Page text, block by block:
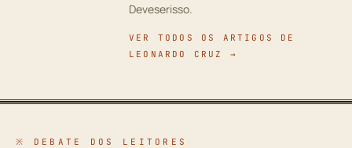
Deveserisso.
VER TODOS OS ARTIGOS DE
LEONARDO CRUZ →
※ DEBATE DOS LEITORES